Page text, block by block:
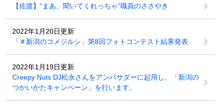
【佐渡】“まあ、聞いてくれっちゃ”職員のささやき
2022年1月20日更新
「＃新潟のコメジルシ」第8回フォトコンテスト結果発表
2022年1月19日更新
Creepy Nuts DJ松永さんをアンバサダーに起用し、「新潟の
つかいかたキャンペーン」を行います。